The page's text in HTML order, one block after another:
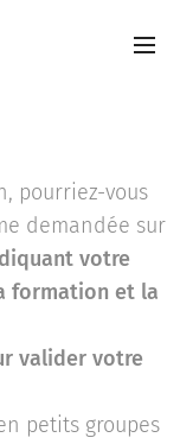
pourriez-vous
demandée sur
votre
formation et la
valider votre
petits groupes